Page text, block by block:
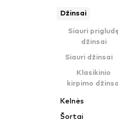
Džinsai
Siauri
džinsai
Siauri džinsai
Klasikinio
kirpimo
Kelnės
Šortai